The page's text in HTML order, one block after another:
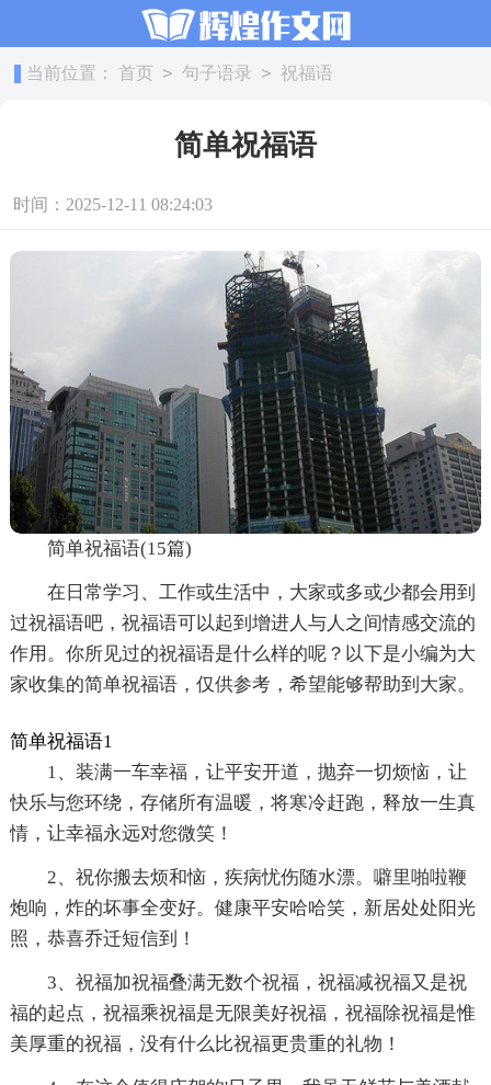
当前位置： 首页 > 句子语录 > 祝福语
简单祝福语
时间：2025-12-11 08:24:03
简单祝福语(15篇)
在日常学习、工作或生活中，大家或多或少都会用到
过祝福语吧，祝福语可以起到增进人与人之间情感交流的
作用。你所见过的祝福语是什么样的呢？以下是小编为大
家收集的简单祝福语，仅供参考，希望能够帮助到大家。
简单祝福语1
1、装满一车幸福，让平安开道，抛弃一切烦恼，让
快乐与您环绕，存储所有温暖，将寒冷赶跑，释放一生真
情，让幸福永远对您微笑！
2、祝你搬去烦和恼，疾病忧伤随水漂。噼里啪啦鞭
炮响，炸的坏事全变好。健康平安哈哈笑，新居处处阳光
照，恭喜乔迁短信到！
3、祝福加祝福叠满无数个祝福，祝福减祝福又是祝
福的起点，祝福乘祝福是无限美好祝福，祝福除祝福是惟
美厚重的祝福，没有什么比祝福更贵重的礼物！